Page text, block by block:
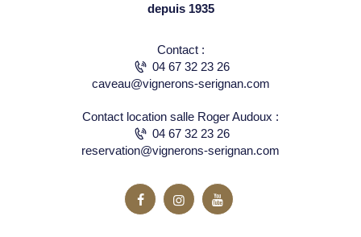
depuis 1935
Contact :
04 67 32 23 26
caveau@vignerons-serignan.com
Contact location salle Roger Audoux :
04 67 32 23 26
reservation@vignerons-serignan.com